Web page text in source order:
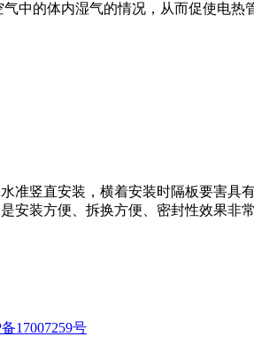
中的体内湿气的情况，从而促使电热
竖直安装，横着安装时隔板要害具
装方便、拆换方便、密封性效果非
17007259号